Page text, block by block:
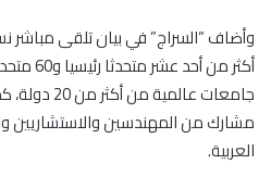
وأضاف “السراج” في بيان تلقى مباشر
أكثر من
مشارك من المهندسين والاستشاريين
العربية.